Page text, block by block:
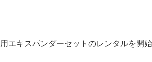
エキスパンダーセットのレンタルを開始